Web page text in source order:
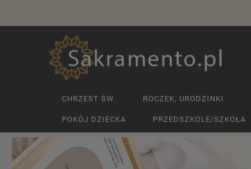
CHRZEST ŚW. ROCZEK, URODZINKI
POKÓJ DZIECKA PRZEDSZKOLE/SZKOŁA